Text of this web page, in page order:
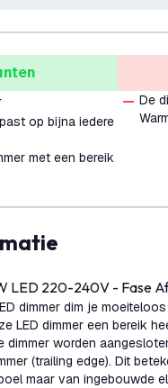
op bijna iedere
met een bereik
De
LED 220-240V - Fase
dimmer dim je
LED dimmer een bereik
dimmer worden
(trailing edge). Dit
maar van ingebouwde